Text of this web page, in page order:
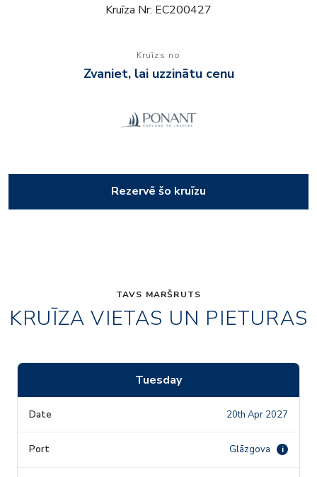
Kruīza Nr: EC200427
Kruīzs no
Zvaniet, lai uzzinātu cenu
Rezervē šo kruīzu
TAVS MARŠRUTS
KRUĪZA VIETAS UN PIETURAS
Tuesday
20th Apr 2027
Glāzgova i